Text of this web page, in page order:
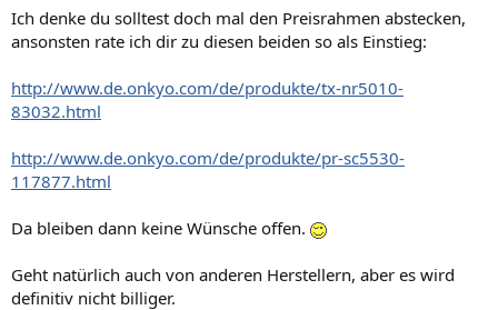
Ich denke du solltest doch mal den Preisrahmen abstecken,
ansonsten rate ich dir zu diesen beiden so als Einstieg:
http://www.de.onkyo.com/de/produkte/tx-nr5010-
83032.html
http://www.de.onkyo.com/de/produkte/pr-sc5530-
117877.html
Da bleiben dann keine Wünsche offen.
Geht natürlich auch von anderen Herstellern, aber es wird
definitiv nicht billiger.